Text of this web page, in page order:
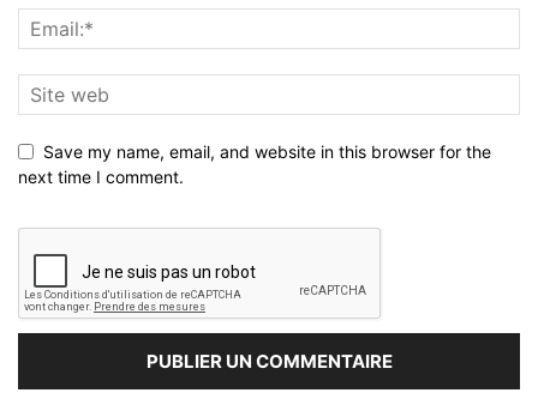
Save my name, email, and website in this browser for the
next time I comment.